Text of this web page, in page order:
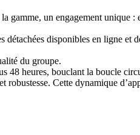
gamme, un engagement unique :
détachées disponibles en ligne et
du groupe.
48 heures, bouclant la boucle
robustesse. Cette dynamique